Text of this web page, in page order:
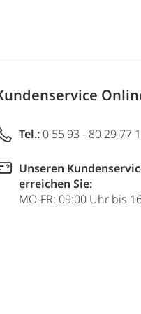
Tel.: 0 55 93 - 80 29 77
Unseren
erreichen Sie:
MO-FR: 09:00 Uhr bis